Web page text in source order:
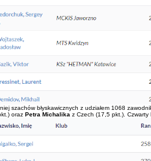
szachów błyskawicznych z udziałem 1068
oraz Petra Michalika z Czech (17,5 pkt.). Czwarty